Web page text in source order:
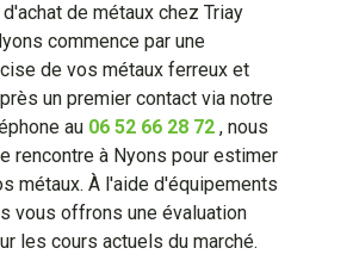
de métaux chez Triay
commence par une
de vos métaux ferreux et
un premier contact via notre
au 06 52 66 28 72 , nous
rencontre à Nyons pour estimer
métaux. À l'aide d'équipements
vous offrons une évaluation
les cours actuels du marché.